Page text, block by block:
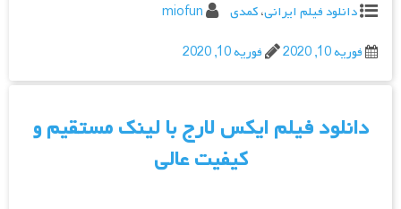
دانلود فیلم ایرانی،کمدی
miofun
فوریه 10, 2020
فوریه 10, 2020
دانلود فیلم ایکس لارج با لینک مستقیم و
کیفیت عالی